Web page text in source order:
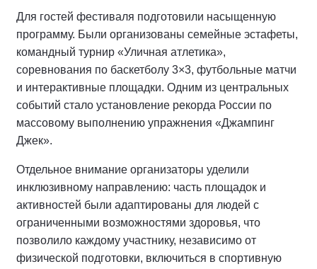
Для гостей фестиваля подготовили насыщенную
программу. Были организованы семейные эстафеты,
командный турнир «Уличная атлетика»,
соревнования по баскетболу 3×3, футбольные матчи
и интерактивные площадки. Одним из центральных
событий стало установление рекорда России по
массовому выполнению упражнения «Джампинг
Джек».
Отдельное внимание организаторы уделили
инклюзивному направлению: часть площадок и
активностей были адаптированы для людей с
ограниченными возможностями здоровья, что
позволило каждому участнику, независимо от
физической подготовки, включиться в спортивную